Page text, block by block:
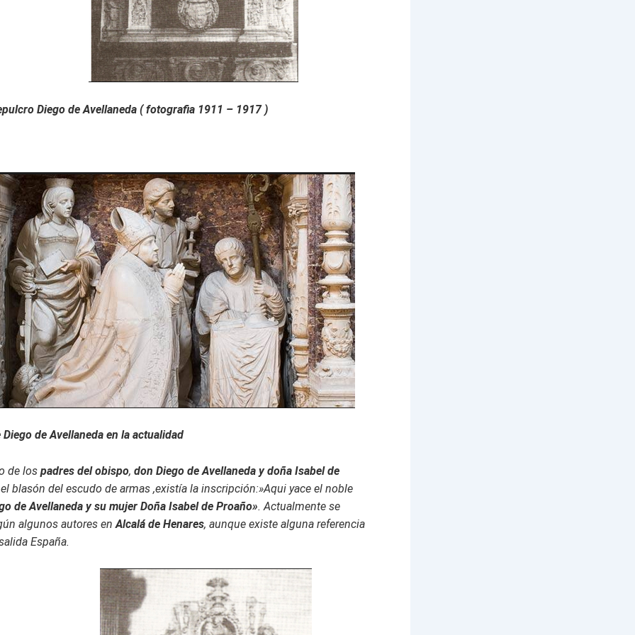
Diego de Avellaneda ( fotografia 1911 – 1917 )
de Avellaneda en la actualidad
de los padres del obispo, don Diego de Avellaneda y doña Isabel de
blasón del escudo de armas ,existía la inscripción:»Aqui yace el noble
de Avellaneda y su mujer Doña Isabel de Proaño». Actualmente se
algunos autores en Alcalá de Henares, aunque existe alguna referencia
España.